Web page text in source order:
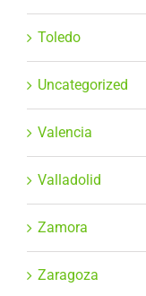
Toledo
Uncategorized
Valencia
Valladolid
Zamora
Zaragoza